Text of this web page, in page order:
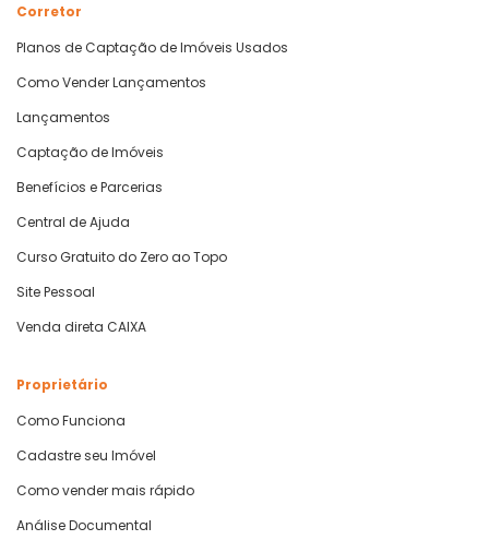
Corretor
Planos de Captação de Imóveis Usados
Como Vender Lançamentos
Lançamentos
Captação de Imóveis
Benefícios e Parcerias
Central de Ajuda
Curso Gratuito do Zero ao Topo
Site Pessoal
Venda direta CAIXA
Proprietário
Como Funciona
Cadastre seu Imóvel
Como vender mais rápido
Análise Documental